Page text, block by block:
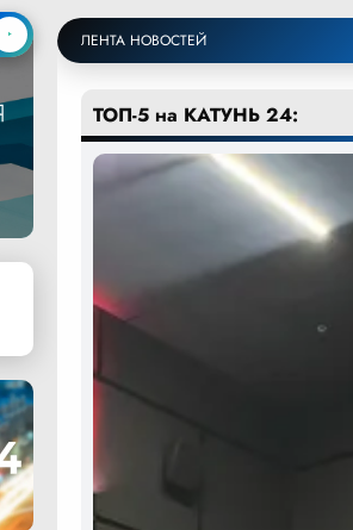
ЛЕНТА НОВОСТЕЙ
ТОП-5 на КАТУНЬ 24: